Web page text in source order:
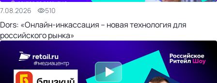
7.08.2026 510
Dors: «Онлайн-инкассация – новая технология для
российского рынка»